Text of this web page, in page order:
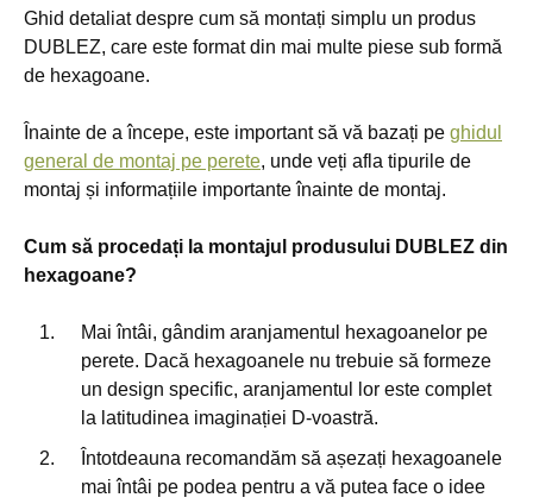
Ghid detaliat despre cum să montați simplu un produs
DUBLEZ, care este format din mai multe piese sub formă
de hexagoane.
Înainte de a începe, este important să vă bazați pe ghidul
general de montaj pe perete, unde veți afla tipurile de
montaj și informațiile importante înainte de montaj.
Cum să procedați la montajul produsului DUBLEZ din
hexagoane?
Mai întâi, gândim aranjamentul hexagoanelor pe
perete. Dacă hexagoanele nu trebuie să formeze
un design specific, aranjamentul lor este complet
la latitudinea imaginației D-voastră.
Întotdeauna recomandăm să așezați hexagoanele
mai întâi pe podea pentru a vă putea face o idee